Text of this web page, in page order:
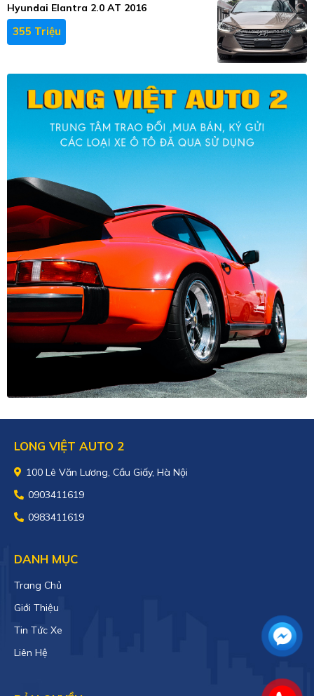
Hyundai Elantra 2.0 AT 2016
355 Triệu
LONG VIỆT AUTO 2
100 Lê Văn Lương, Cầu Giấy, Hà Nội
0903411619
0983411619
DANH MỤC
Trang Chủ
Giới Thiệu
Tin Tức Xe
Liên Hệ